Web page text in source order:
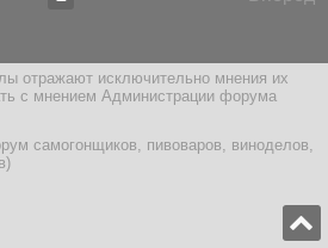
отражают исключительно мнения их
с мнением Администрации форума
самогонщиков, пивоваров, виноделов,